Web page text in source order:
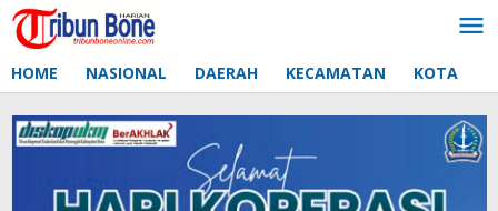
Lewati
ke
HOME NASIONAL DAERAH KECAMATAN KOTA